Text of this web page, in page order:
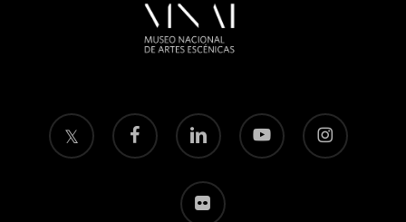
twitter facebook linkedin youtube instagram
flickr